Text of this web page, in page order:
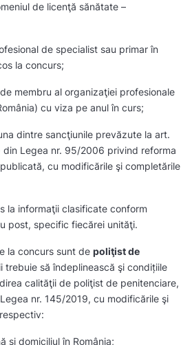
de licenţă sănătate –
de specialist sau primar în
la concurs;
membru al organizaţiei profesionale
cu viza pe anul în curs;
dintre sancţiunile prevăzute la art.
din Legea nr. 95/2006 privind reforma
cu modificările şi completările
informaţii clasificate conform
post, specific fiecărei unităţi.
la concurs sunt de poliţist de
trebuie să îndeplinească şi condițiile
calităţii de poliţist de penitenciare,
nr. 145/2019, cu modificările şi
domiciliul în România;